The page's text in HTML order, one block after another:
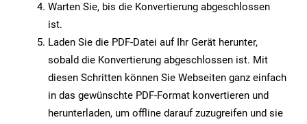
Warten Sie, bis die Konvertierung abgeschlossen
ist.
Laden Sie die PDF-Datei auf Ihr Gerät herunter,
sobald die Konvertierung abgeschlossen ist. Mit
diesen Schritten können Sie Webseiten ganz einfach
in das gewünschte PDF-Format konvertieren und
herunterladen, um offline darauf zuzugreifen und sie